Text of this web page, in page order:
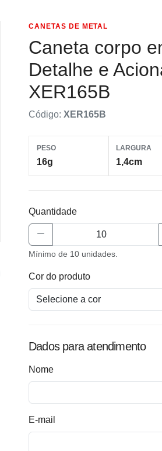
CANETAS DE METAL
Caneta corpo
Detalhe e
XER165B
Código: XER165B
PESO
16g
LARGURA
1,4cm
Quantidade
Mínimo de 10 unidades.
Cor do produto
Dados para atendimento
Nome
E-mail